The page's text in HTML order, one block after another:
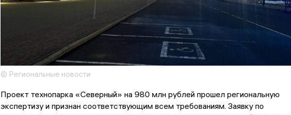
© Региональные новости
Проект технопарка «Северный» на 980 млн рублей прошел региональную
экспертизу и признан соответствующим всем требованиям. Заявку по